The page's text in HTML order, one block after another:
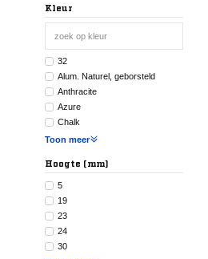
Kleur
32
Alum. Naturel, geborsteld
Anthracite
Azure
Chalk
Toon meer
Hoogte (mm)
5
19
23
24
30